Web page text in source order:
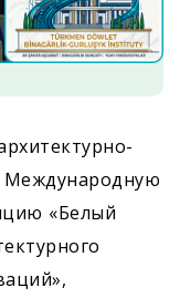
Международную
«Белый